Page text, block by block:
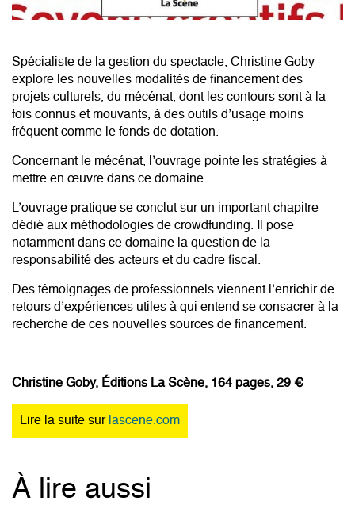
Spécialiste de la gestion du spectacle, Christine Goby
explore les nouvelles modalités de financement des
projets culturels, du mécénat, dont les contours sont à la
fois connus et mouvants, à des outils d’usage moins
fréquent comme le fonds de dotation.
Concernant le mécénat, l’ouvrage pointe les stratégies à
mettre en œuvre dans ce domaine.
L’ouvrage pratique se conclut sur un important chapitre
dédié aux méthodologies de crowdfunding. Il pose
notamment dans ce domaine la question de la
responsabilité des acteurs et du cadre fiscal.
Des témoignages de professionnels viennent l’enrichir de
retours d’expériences utiles à qui entend se consacrer à la
recherche de ces nouvelles sources de financement.
Christine Goby, Éditions La Scène, 164 pages, 29 €
Lire la suite sur lascene.com
À lire aussi